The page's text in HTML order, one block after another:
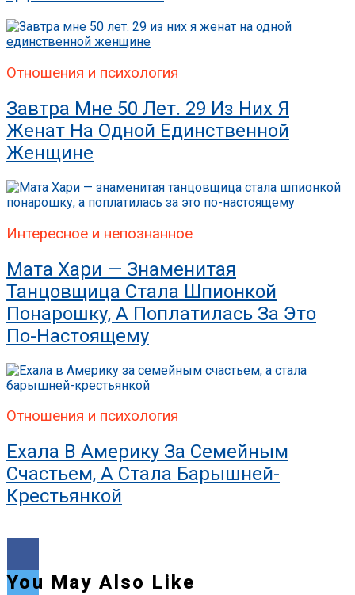
Отношения и психология
Завтра Мне 50 Лет. 29 Из Них Я
Женат На Одной Единственной
Женщине
Интересное и непознанное
Мата Хари — Знаменитая
Танцовщица Стала Шпионкой
Понарошку, А Поплатилась За Это
По-Настоящему
Отношения и психология
Ехала В Америку За Семейным
Счастьем, А Стала Барышней-
Крестьянкой
You May Also Like